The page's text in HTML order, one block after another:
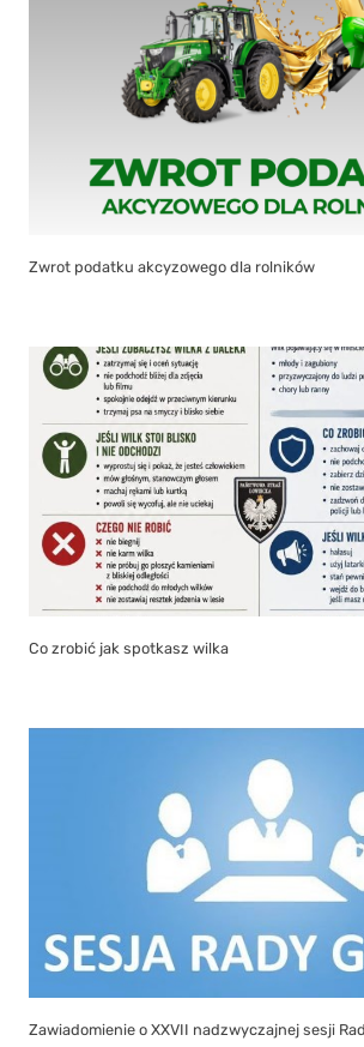
Zwrot podatku akcyzowego dla rolników
Co zrobić jak spotkasz wilka
Zawiadomienie o XXVII nadzwyczajnej sesji